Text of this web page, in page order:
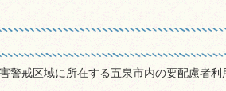
警戒区域に所在する五泉市内の要配慮者利